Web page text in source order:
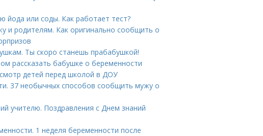
йода или соды. Как работает тест?
и родителям. Как оригинально сообщить о
Ты скоро станешь прабабушкой!
рассказать бабушке о беременности
детей перед школой в ДОУ
37 необычных способов сообщить мужу о
учителю. Поздравления с Днем знаний
1 неделя беременности после